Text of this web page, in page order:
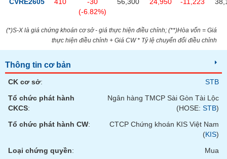
(-6.82%)
(*)S-X là giá chứng khoán cơ sở - giá thực hiện điều chỉnh; (**)Hòa vốn = Giá
thực hiện điều chỉnh + Giá CW * Tỷ lệ chuyển đổi điều chỉnh
Thông tin cơ bản
CK cơ sở:
STB
Tổ chức phát hành
CKCS:
Ngân hàng TMCP Sài Gòn Tài Lộc
(HOSE: STB)
Tổ chức phát hành CW:
CTCP Chứng khoán KIS Việt Nam
(KIS)
Loại chứng quyền:
Mua